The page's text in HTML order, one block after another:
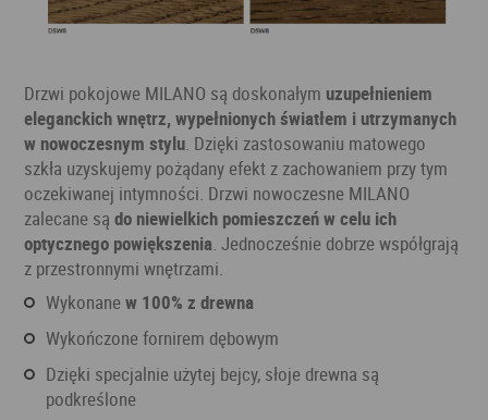
Drzwi pokojowe MILANO są doskonałym uzupełnieniem
eleganckich wnętrz, wypełnionych światłem i utrzymanych
w nowoczesnym stylu. Dzięki zastosowaniu matowego
szkła uzyskujemy pożądany efekt z zachowaniem przy tym
oczekiwanej intymności. Drzwi nowoczesne MILANO
zalecane sądo niewielkich pomieszczeń w celu ich
optycznego powiększenia. Jednocześnie dobrze współgrają
z przestronnymi wnętrzami.
wykonanew 100% z drewna
wykończone fornirem dębowym
dzięki specjalnie użytej bejcy, słoje drewna są
podkreślone